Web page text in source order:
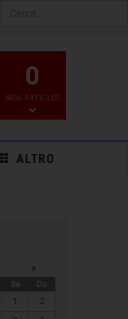
for results.
0
NEW ARTICLES
ALTRO
»
Sa
Do
1
2